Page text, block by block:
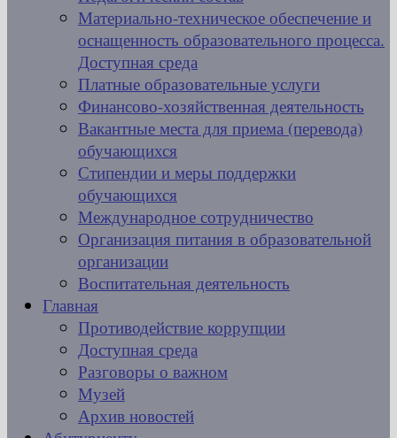
Материально-техническое обеспечение и
оснащенность образовательного процесса.
Доступная среда
Платные образовательные услуги
Финансово-хозяйственная деятельность
Вакантные места для приема (перевода)
обучающихся
Стипендии и меры поддержки
обучающихся
Международное сотрудничество
Организация питания в образовательной
организации
Воспитательная деятельность
Главная
Противодействие коррупции
Доступная среда
Разговоры о важном
Музей
Архив новостей